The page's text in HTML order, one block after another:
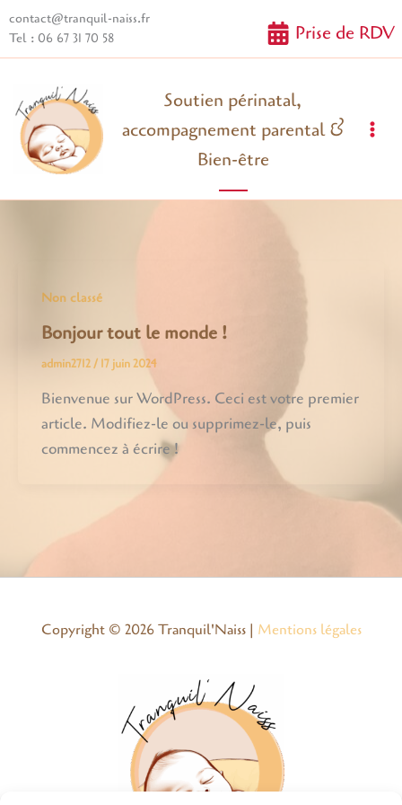
Aller
au
contenu
contact@tranquil-naiss.fr
Tel : 06 67 31 70 58
Prise de RDV
Soutien périnatal,
accompagnement parental &
Bien-être
Non classé
Bonjour tout le monde !
admin2712/ 17 juin 2024
Bienvenue sur WordPress. Ceci est votre premier
article. Modifiez-le ou supprimez-le, puis
commencez à écrire !
Copyright © 2026 Tranquil'Naiss | Mentions légales